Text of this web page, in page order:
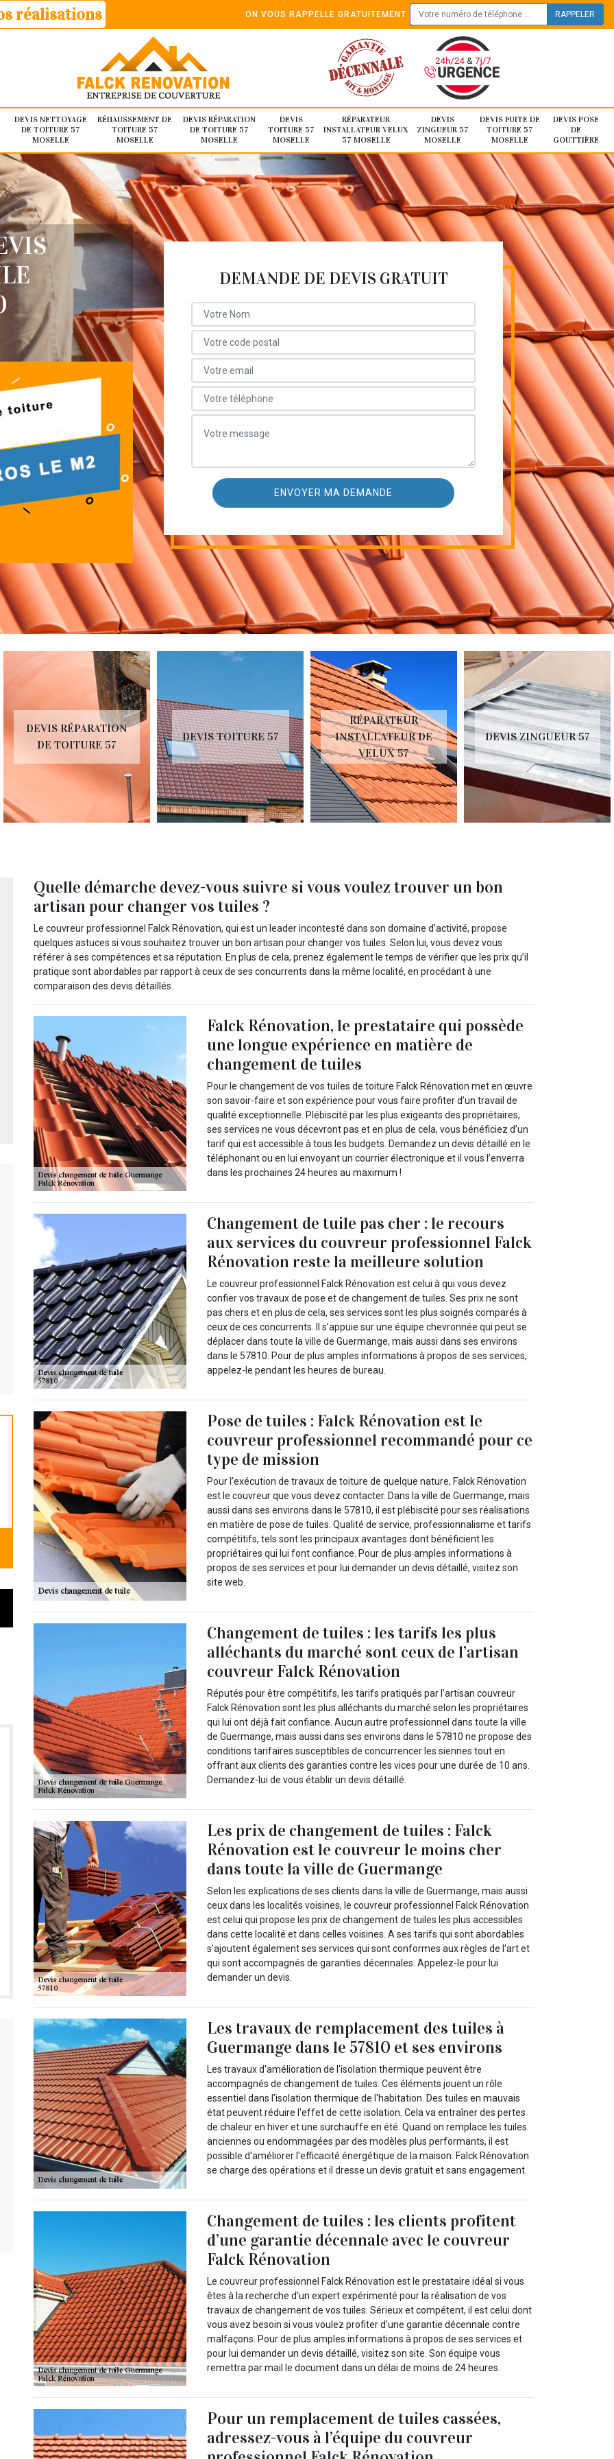
réalisations ON VOUS RAPPELLE GRATUITEMENT
DEVIS NETTOYAGE
DE TOITURE 57
MOSELLE
RÉHAUSSEMENT DE
TOITURE 57
MOSELLE
DEVIS RÉPARATION
DE TOITURE 57
MOSELLE
DEVIS
TOITURE 57
MOSELLE
RÉPARATEUR
INSTALLATEUR VELUX
57 MOSELLE
DEVIS
ZINGUEUR 57
MOSELLE
DEVIS FUITE DE
TOITURE 57
MOSELLE
DEVIS POSE
DE
GOUTTIÈRE
DEMANDE DE DEVIS GRATUIT
RÉPARATION
57
DEVIS TOITURE 57
RÉPARATEUR
INSTALLATEUR DE
VELUX 57
DEVIS ZINGUEUR 57
Quelle démarche devez-vous suivre si vous voulez trouver un bon
artisan pour changer vos tuiles ?
Le couvreur professionnel Falck Rénovation, qui est un leader incontesté dans son domaine d’activité, propose
quelques astuces si vous souhaitez trouver un bon artisan pour changer vos tuiles. Selon lui, vous devez vous
référer à ses compétences et sa réputation. En plus de cela, prenez également le temps de vérifier que les prix qu’il
pratique sont abordables par rapport à ceux de ses concurrents dans la même localité, en procédant à une
comparaison des devis détaillés.
Falck Rénovation, le prestataire qui possède
une longue expérience en matière de
changement de tuiles
Pour le changement de vos tuiles de toiture Falck Rénovation met en œuvre
son savoir-faire et son expérience pour vous faire profiter d’un travail de
qualité exceptionnelle. Plébiscité par les plus exigeants des propriétaires,
ses services ne vous décevront pas et en plus de cela, vous bénéficiez d’un
tarif qui est accessible à tous les budgets. Demandez un devis détaillé en le
téléphonant ou en lui envoyant un courrier électronique et il vous l’enverra
dans les prochaines 24 heures au maximum !
Changement de tuile pas cher : le recours
aux services du couvreur professionnel Falck
Rénovation reste la meilleure solution
Le couvreur professionnel Falck Rénovation est celui à qui vous devez
confier vos travaux de pose et de changement de tuiles. Ses prix ne sont
pas chers et en plus de cela, ses services sont les plus soignés comparés à
ceux de ces concurrents. Il s’appuie sur une équipe chevronnée qui peut se
déplacer dans toute la ville de Guermange, mais aussi dans ses environs
dans le 57810. Pour de plus amples informations à propos de ses services,
appelez-le pendant les heures de bureau.
Pose de tuiles : Falck Rénovation est le
couvreur professionnel recommandé pour ce
type de mission
Pour l’exécution de travaux de toiture de quelque nature, Falck Rénovation
est le couvreur que vous devez contacter. Dans la ville de Guermange, mais
aussi dans ses environs dans le 57810, il est plébiscité pour ses réalisations
en matière de pose de tuiles. Qualité de service, professionnalisme et tarifs
compétitifs, tels sont les principaux avantages dont bénéficient les
propriétaires qui lui font confiance. Pour de plus amples informations à
propos de ses services et pour lui demander un devis détaillé, visitez son
site web.
Changement de tuiles : les tarifs les plus
alléchants du marché sont ceux de l’artisan
couvreur Falck Rénovation
Réputés pour être compétitifs, les tarifs pratiqués par l’artisan couvreur
Falck Rénovation sont les plus alléchants du marché selon les propriétaires
qui lui ont déjà fait confiance. Aucun autre professionnel dans toute la ville
de Guermange, mais aussi dans ses environs dans le 57810 ne propose des
conditions tarifaires susceptibles de concurrencer les siennes tout en
offrant aux clients des garanties contre les vices pour une durée de 10 ans.
Demandez-lui de vous établir un devis détaillé.
Les prix de changement de tuiles : Falck
Rénovation est le couvreur le moins cher
dans toute la ville de Guermange
Selon les explications de ses clients dans la ville de Guermange, mais aussi
ceux dans les localités voisines, le couvreur professionnel Falck Rénovation
est celui qui propose les prix de changement de tuiles les plus accessibles
dans cette localité et dans celles voisines. A ses tarifs qui sont abordables
s’ajoutent également ses services qui sont conformes aux règles de l’art et
qui sont accompagnés de garanties décennales. Appelez-le pour lui
demander un devis.
Les travaux de remplacement des tuiles à
Guermange dans le 57810 et ses environs
Les travaux d'amélioration de l'isolation thermique peuvent être
accompagnés de changement de tuiles. Ces éléments jouent un rôle
essentiel dans l'isolation thermique de l'habitation. Des tuiles en mauvais
état peuvent réduire l'effet de cette isolation. Cela va entraîner des pertes
de chaleur en hiver et une surchauffe en été. Quand on remplace les tuiles
anciennes ou endommagées par des modèles plus performants, il est
possible d'améliorer l'efficacité énergétique de la maison. Falck Rénovation
se charge des opérations et il dresse un devis gratuit et sans engagement.
Changement de tuiles : les clients profitent
d’une garantie décennale avec le couvreur
Falck Rénovation
Le couvreur professionnel Falck Rénovation est le prestataire idéal si vous
êtes à la recherche d’un expert expérimenté pour la réalisation de vos
travaux de changement de vos tuiles. Sérieux et compétent, il est celui dont
vous avez besoin si vous voulez profiter d’une garantie décennale contre
malfaçons. Pour de plus amples informations à propos de ses services et
pour lui demander un devis détaillé, visitez son site. Son équipe vous
remettra par mail le document dans un délai de moins de 24 heures.
Pour un remplacement de tuiles cassées,
adressez-vous à l’équipe du couvreur